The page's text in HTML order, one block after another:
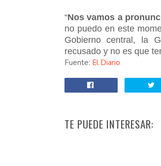
“Nos vamos a
no puedo en este
Gobierno central, la
recusado y no es que
Fuente: El Diario
TE PUEDE INTERESAR: